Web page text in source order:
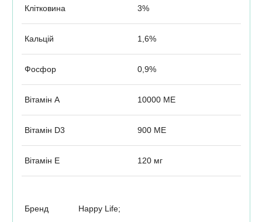
Клітковина 3%
Кальцій 1,6%
Фосфор 0,9%
Вітамін А 10000 МЕ
Вітамін D3 900 МЕ
Вітамін Е 120 мг
Бренд Happy Life;